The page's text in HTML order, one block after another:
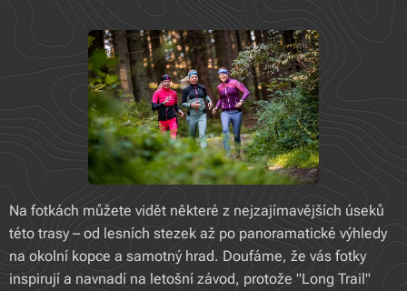
Na fotkách můžete vidět některé z nejzajímavějších úseků
této trasy – od lesních stezek až po panoramatické výhledy
na okolní kopce a samotný hrad. Doufáme, že vás fotky
inspirují a navnadí na letošní závod, protože "Long Trail"